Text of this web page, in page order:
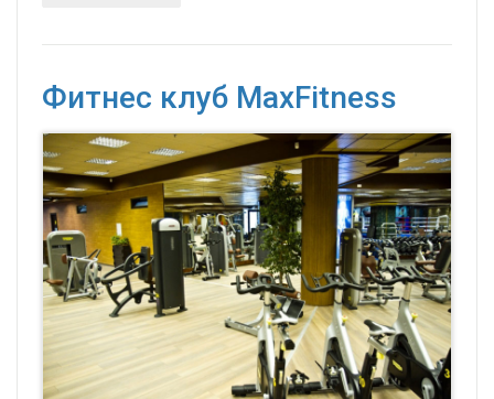
Фитнес клуб MaxFitness